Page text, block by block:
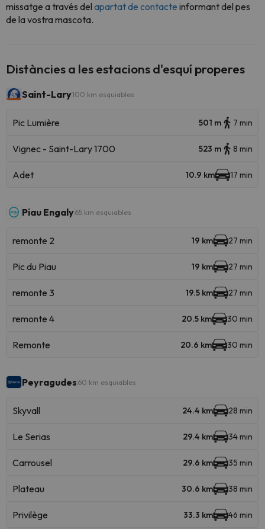
missatge a través del apartat de contacte informant del pes
de la vostra mascota.
Distàncies a les estacions d'esquí properes
Saint-Lary100 km esquiables
Pic Lumière 501 m 7 min
Vignec - Saint-Lary 1700 523 m 8 min
Adet 10.9 km 17 min
Piau Engaly65 km esquiables
remonte 2 19 km 27 min
Pic du Piau 19 km 27 min
remonte 3 19.5 km 27 min
remonte 4 20.5 km 30 min
Remonte 20.6 km 30 min
Peyragudes 60 km esquiables
Skyvall 24.4 km 28 min
Le Serias 29.4 km 34 min
Carrousel 29.6 km 35 min
Plateau 30.6 km 38 min
Privilège 33.3 km 46 min